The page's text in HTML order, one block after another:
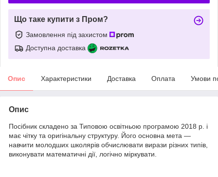
Що таке купити з Пром?
Замовлення під захистом
Доступна доставка
Опис Характеристики Доставка Оплата Умови
Опис
Посібник складено за Типовою освітньою програмою 2018 р. і
має чітку та оригінальну структуру. Його основна мета —
навчити молодших школярів обчислювати вирази різних типів,
виконувати математичні дії, логічно міркувати.